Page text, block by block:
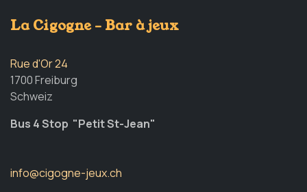
La Cigogne - Bar à jeux
Rue d'Or 24
1700 Freiburg
Schweiz
Bus 4 Stop "Petit St-Jean"
info@cigogne-jeux.ch